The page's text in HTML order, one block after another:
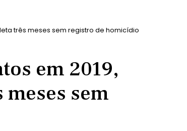
três meses sem registro de homicídio
em 2019,
sem